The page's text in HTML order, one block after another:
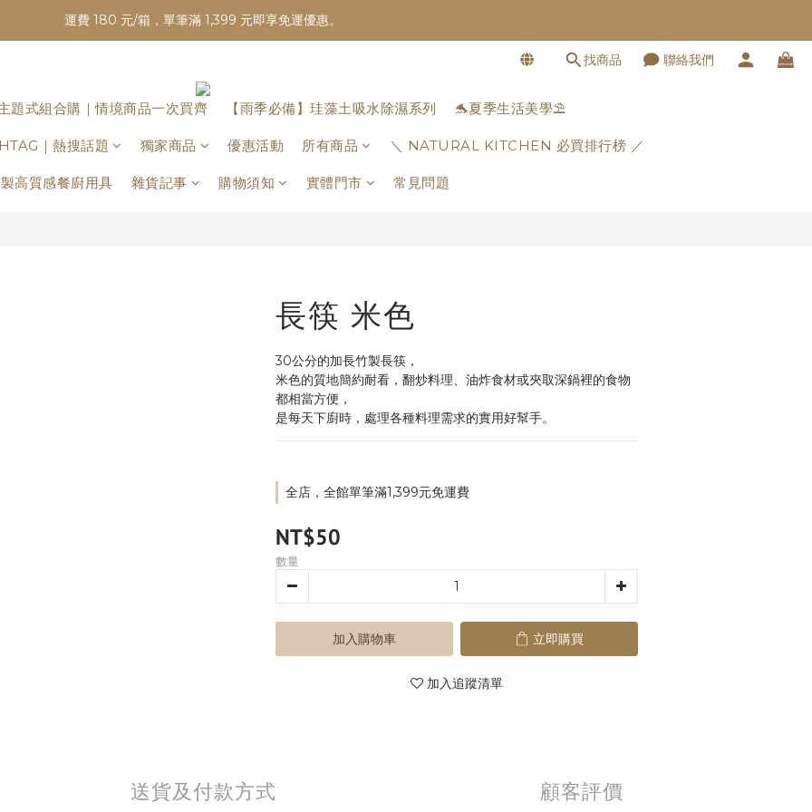
運費 180 元/箱，單筆滿 1,399 元即享免運優惠。
找商品 聯絡我們
題式組合購｜情境商品一次買齊 【雨季必備】珪藻土吸水除濕系列 🐬夏季生活美學⛱️
｜熱搜話題 獨家商品 優惠活動 所有商品 ＼ NATURAL KITCHEN 必買排行榜 ／
高質感餐廚用具 雜貨記事 購物須知 實體門市 常見問題
長筷 米色
30公分的加長竹製長筷，
米色的質地簡約耐看，翻炒料理、油炸食材或夾取深鍋裡的食物
都相當方便，
是每天下廚時，處理各種料理需求的實用好幫手。
全店，全館單筆滿1,399元免運費
NT$50
數量
加入購物車 立即購買
加入追蹤清單
送貨及付款方式 顧客評價
立即購買